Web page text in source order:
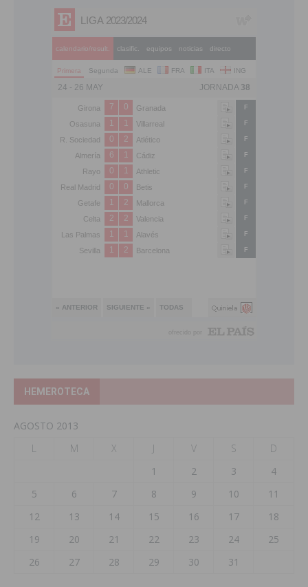
HEMEROTECA
AGOSTO 2013
L
M X J V S
D
1
2 3
4
5
6 7 8 9 10
11
12
13 14 15 16 17
18
19
20 21 22 23 24
25
26
27 28 29 30 31